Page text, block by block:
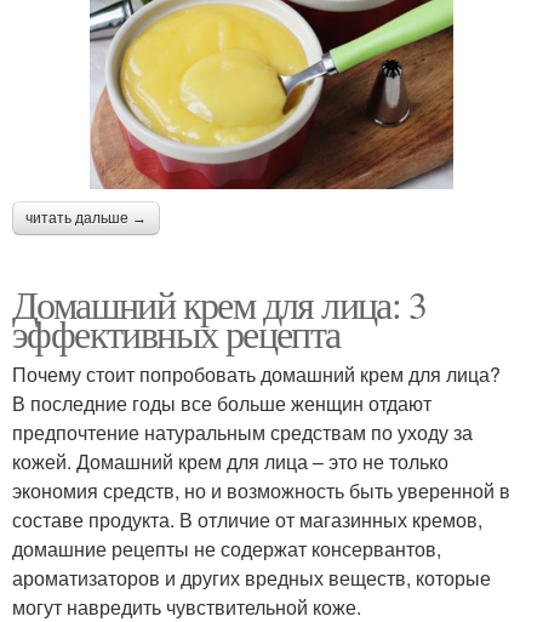
читать дальше →
Домашний крем для лица: 3
эффективных рецепта
Почему стоит попробовать домашний крем для лица?
В последние годы все больше женщин отдают
предпочтение натуральным средствам по уходу за
кожей. Домашний крем для лица – это не только
экономия средств, но и возможность быть уверенной в
составе продукта. В отличие от магазинных кремов,
домашние рецепты не содержат консервантов,
ароматизаторов и других вредных веществ, которые
могут навредить чувствительной коже.